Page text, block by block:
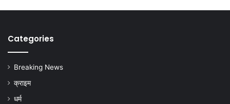
Categories
Breaking News
क्राइम
धर्म